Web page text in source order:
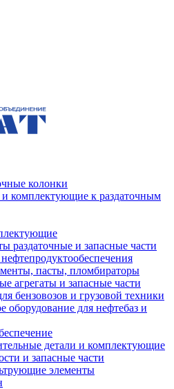
колонки
и комплектующие к раздаточным
раздаточные и запасные части
пасты, пломбираторы
агрегаты и запасные части
бензовозов и грузовой техники
оборудование для нефтебаз и
детали и комплектующие
и запасные части
элементы